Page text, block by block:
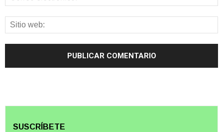
SUSCRÍBETE